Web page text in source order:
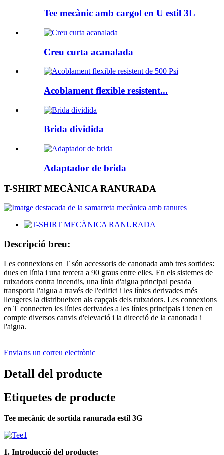
Tee mecànic amb cargol en U estil 3L
Creu curta acanalada
Acoblament flexible resistent...
Brida dividida
Adaptador de brida
T-SHIRT MECÀNICA RANURADA
Descripció breu:
Les connexions en T són accessoris de canonada amb tres sortides:
dues en línia i una tercera a 90 graus entre elles. En els sistemes de
ruixadors contra incendis, una línia d'aigua principal pesada
transporta l'aigua a través de l'edifici i les línies derivades més
lleugeres la distribueixen als capçals dels ruixadors. Les connexions
en T connecten les línies derivades a les línies principals i tenen en
compte diversos canvis d'elevació i la direcció de la canonada i
l'aigua.
Envia'ns un correu electrònic
Detall del producte
Etiquetes de producte
Tee mecànic de sortida ranurada estil 3G
1. Introducció del producte: